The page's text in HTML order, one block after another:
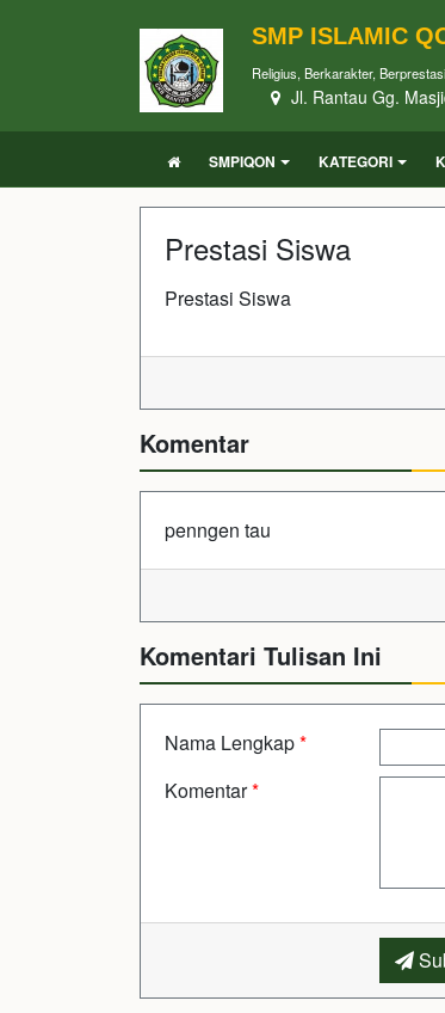
SMP ISLAMIC
Religius, Berkarakter,
Jl. Rantau Gg.
SMPIQON KATEGORI
Prestasi Siswa
Prestasi Siswa
Komentar
penngen tau
Komentari Tulisan Ini
Nama Lengkap*
Komentar*